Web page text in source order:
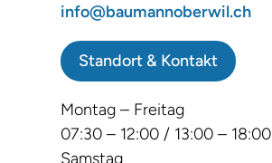
info@baumannoberwil.ch
Standort & Kontakt
Montag – Freitag
07:30 – 12:00 / 13:00 – 18:00
Samstag